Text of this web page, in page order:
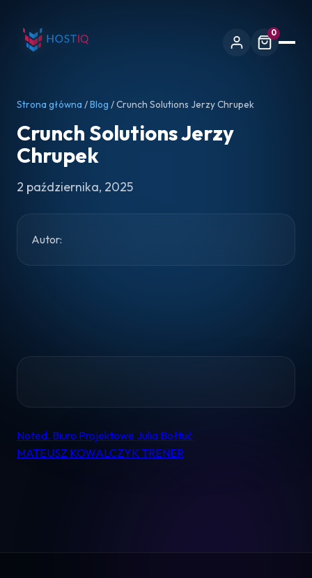
0
Pomoc
Strona główna /Blog / Crunch Solutions Jerzy Chrupek
Crunch Solutions Jerzy
Chrupek
2 października, 2025
Autor:
Nawigacja
Noted. Biuro Projektowe Julia Bołtuć
MATEUSZ KOWALCZYK TRENER